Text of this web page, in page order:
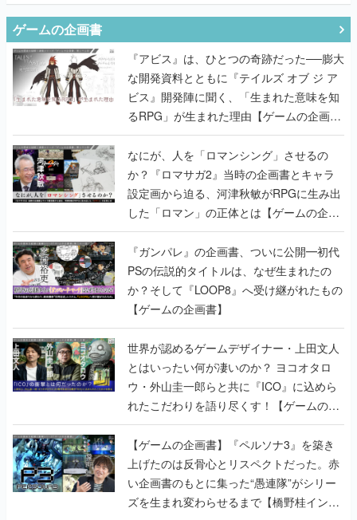
ゲームの企画書
『アビス』は、ひとつの奇跡だった──膨大
な開発資料とともに『テイルズ オブ ジ ア
ビス』開発陣に聞く、「生まれた意味を知
るRPG」が生まれた理由【ゲームの企画
書】
なにが、人を「ロマンシング」させるの
か？『ロマサガ2』当時の企画書とキャラ
設定画から迫る、河津秋敏がRPGに生み出
した「ロマン」の正体とは【ゲームの企画
書】
『ガンパレ』の企画書、ついに公開━初代
PSの伝説的タイトルは、なぜ生まれたの
か？そして『LOOP8』へ受け継がれたもの
【ゲームの企画書】
世界が認めるゲームデザイナー・上田文人
とはいったい何が凄いのか？ ヨコオタロ
ウ・外山圭一郎らと共に『ICO』に込めら
れたこだわりを語り尽くす！【ゲームの企
画書】
【ゲームの企画書】『ペルソナ3』を築き
上げたのは反骨心とリスペクトだった。赤
い企画書のもとに集った“愚連隊”がシリー
ズを生まれ変わらせるまで【橋野桂インタ